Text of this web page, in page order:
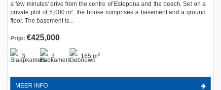
a few minutes' drive from the centre of Estepona and the beach. Set on a
private plot of 5,000 m², the house comprises a basement and a ground
floor. The basement is...
Prijs: €425,000
3 3 165 m2
MEER INFO